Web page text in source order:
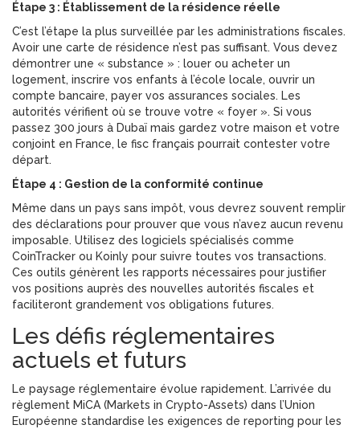
Étape 3 : Établissement de la résidence réelle
C’est l’étape la plus surveillée par les administrations fiscales.
Avoir une carte de résidence n’est pas suffisant. Vous devez
démontrer une « substance » : louer ou acheter un
logement, inscrire vos enfants à l’école locale, ouvrir un
compte bancaire, payer vos assurances sociales. Les
autorités vérifient où se trouve votre « foyer ». Si vous
passez 300 jours à Dubaï mais gardez votre maison et votre
conjoint en France, le fisc français pourrait contester votre
départ.
Étape 4 : Gestion de la conformité continue
Même dans un pays sans impôt, vous devrez souvent remplir
des déclarations pour prouver que vous n’avez aucun revenu
imposable. Utilisez des logiciels spécialisés comme
CoinTracker ou Koinly pour suivre toutes vos transactions.
Ces outils génèrent les rapports nécessaires pour justifier
vos positions auprès des nouvelles autorités fiscales et
faciliteront grandement vos obligations futures.
Les défis réglementaires
actuels et futurs
Le paysage réglementaire évolue rapidement. L’arrivée du
règlement MiCA (Markets in Crypto-Assets) dans l’Union
Européenne standardise les exigences de reporting pour les